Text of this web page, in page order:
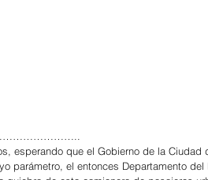
esperando que el Gobierno de la
parámetro, el entonces Departamento